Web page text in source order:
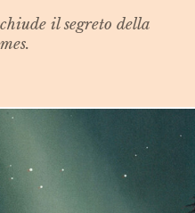
il segreto della